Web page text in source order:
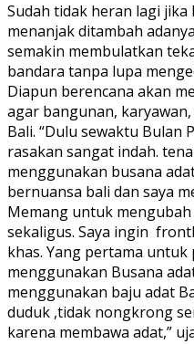
Sudah tidak heran lagi
menanjak ditambah
semakin membulatkan
bandara tanpa lupa
Diapun berencana akan
agar bangunan,
Bali. “Dulu sewaktu Bulan
rasakan sangat indah.
menggunakan busana
bernuansa bali dan saya
Memang untuk
sekaligus. Saya ingin
khas. Yang pertama
menggunakan Busana
menggunakan baju adat
duduk ,tidak nongkrong
karena membawa adat,”